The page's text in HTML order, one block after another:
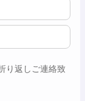
り返しご連絡致